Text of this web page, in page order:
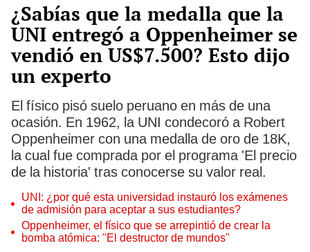
¿Sabías que la medalla que la
UNI entregó a Oppenheimer se
vendió en US$7.500? Esto dijo
un experto
El físico pisó suelo peruano en más de una
ocasión. En 1962, la UNI condecoró a Robert
Oppenheimer con una medalla de oro de 18K,
la cual fue comprada por el programa 'El precio
de la historia' tras conocerse su valor real.
UNI: ¿por qué esta universidad instauró los exámenes
de admisión para aceptar a sus estudiantes?
Oppenheimer, el físico que se arrepintió de crear la
bomba atómica: "El destructor de mundos"